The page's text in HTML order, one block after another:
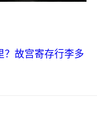
？故宫寄存行李多